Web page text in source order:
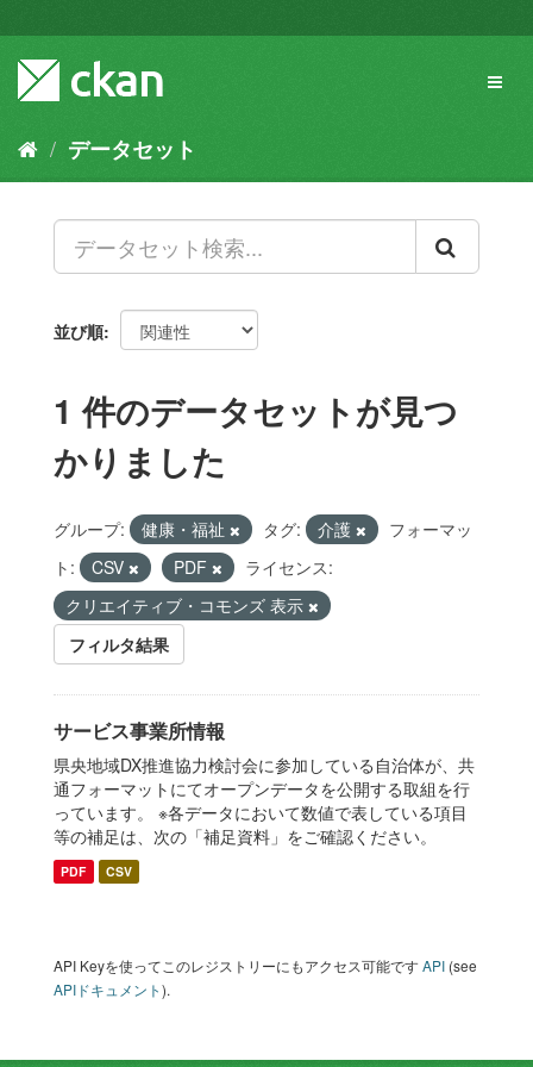
キ
容
データセット
並び順
1 件のデータセットが見つ
かりました
グループ: 健康・福祉 タグ: 介護
フォーマッ
ト:
CSV PDF
ライセンス:
クリエイティブ・コモンズ 表示
フィルタ結果
サービス事業所情報
県央地域DX推進協力検討会に参加している自治体が、共
通フォーマットにてオープンデータを公開する取組を行
っています。 ※各データにおいて数値で表している項目
等の補足は、次の「補足資料」をご確認ください。
PDF CSV
API Keyを使ってこのレジストリーにもアクセス可能ですAPI (see
APIドキュメント).